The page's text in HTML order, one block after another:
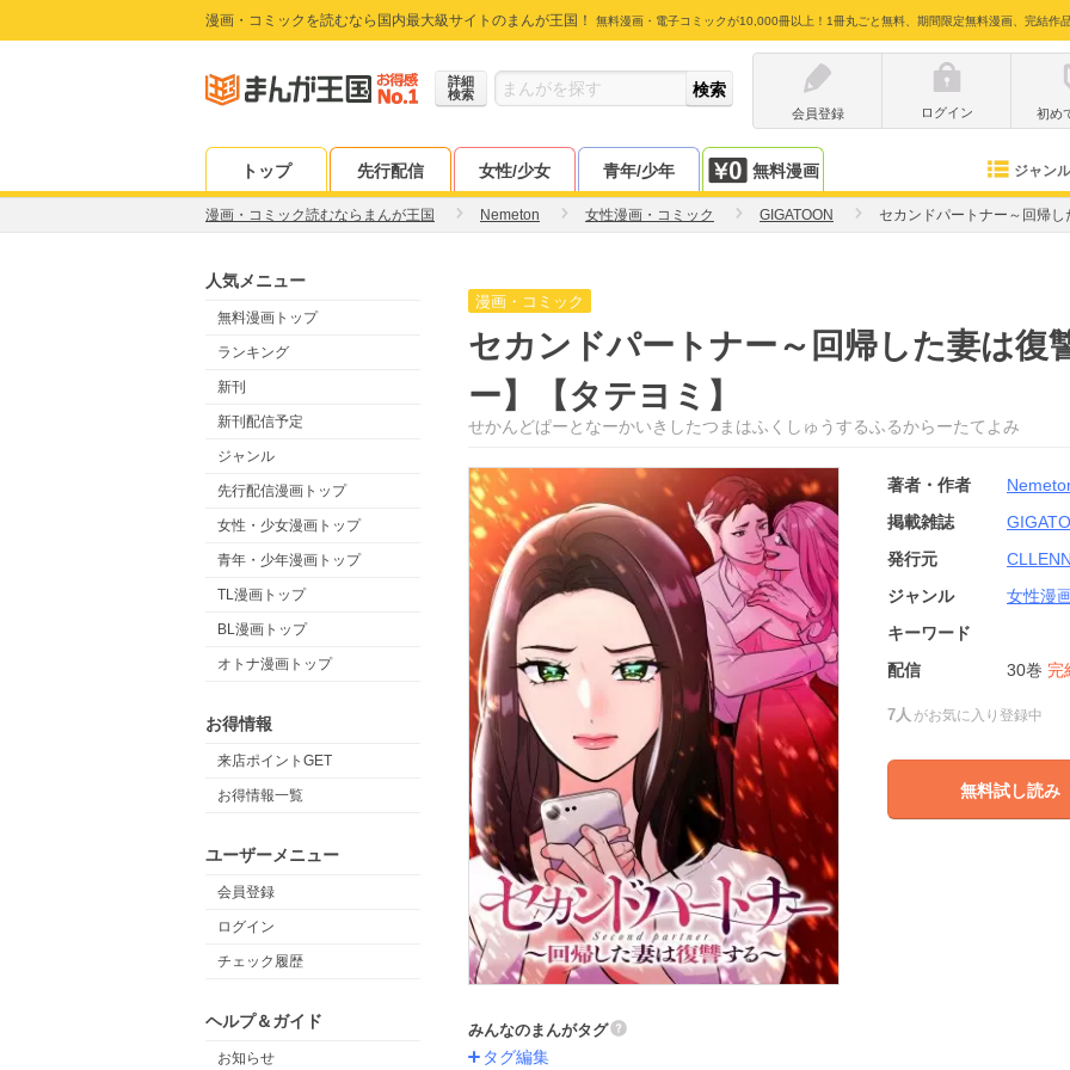
漫画・コミックを読むなら国内最大級サイトのまんが王国！ 無料漫画・電子コミックが10,000冊以上！1冊丸ごと無料、期間限定無料漫画、完結作
詳細
検索
会員登録
ログイン 初め
トップ 先行配信 女性/少女 青年/少年 無料漫画 ジャンル
漫画・コミック読むならまんが王国 Nemeton 女性漫画・コミック GIGATOON セカンドパートナー～回帰し
人気メニュー
無料漫画トップ
ランキング
新刊
新刊配信予定
ジャンル
先行配信漫画トップ
女性・少女漫画トップ
青年・少年漫画トップ
TL漫画トップ
BL漫画トップ
オトナ漫画トップ
お得情報
来店ポイントGET
お得情報一覧
ユーザーメニュー
会員登録
ログイン
チェック履歴
ヘルプ＆ガイド
お知らせ
漫画・コミック
セカンドパートナー～回帰した妻は復
ー】【タテヨミ】
せかんどぱーとなーかいきしたつまはふくしゅうするふるからーたてよみ
著者・作者
掲載雑誌
発行元
CLLENN
ジャンル
女性漫
キーワード
配信
30巻 完
7人 がお気に入り登録中
無料試し読み
みんなのまんがタグ
タグ編集